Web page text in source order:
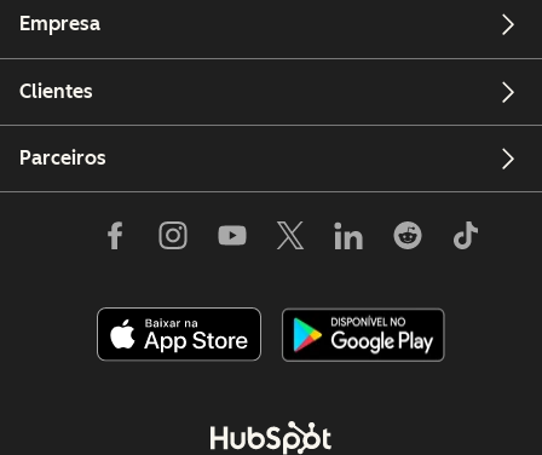
Empresa
Clientes
Parceiros